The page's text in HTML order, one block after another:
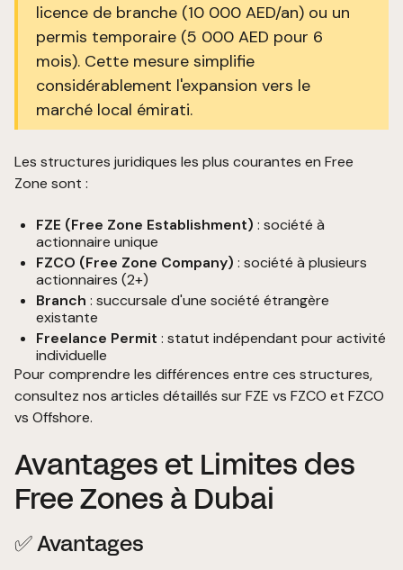
licence de branche (10 000 AED/an) ou un
permis temporaire (5 000 AED pour 6
mois). Cette mesure simplifie
considérablement l'expansion vers le
marché local émirati.
Les structures juridiques les plus courantes en Free
Zone sont :
FZE (Free Zone Establishment) : société à
actionnaire unique
FZCO (Free Zone Company) : société à plusieurs
actionnaires (2+)
Branch : succursale d'une société étrangère
existante
Freelance Permit : statut indépendant pour activité
individuelle
Pour comprendre les différences entre ces structures,
consultez nos articles détaillés surFZE vs FZCO et FZCO
vs Offshore.
Avantages et Limites des
Free Zones à Dubai
✅ Avantages